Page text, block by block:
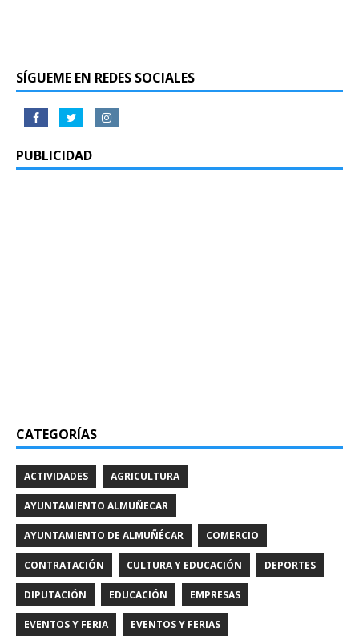
SÍGUEME EN REDES SOCIALES
PUBLICIDAD
CATEGORÍAS
ACTIVIDADES AGRICULTURA
AYUNTAMIENTO ALMUÑECAR
AYUNTAMIENTO DE ALMUÑÉCAR COMERCIO
CONTRATACIÓN CULTURA Y EDUCACIÓN DEPORTES
DIPUTACIÓN EDUCACIÓN EMPRESAS
EVENTOS Y FERIA EVENTOS Y FERIAS